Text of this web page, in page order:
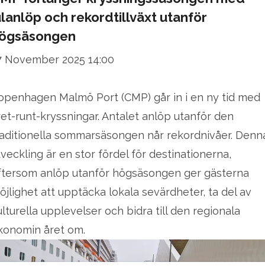
och rekordtillväxt utanför
November 2025 14:00
Malmö Port (CMP) går in i en ny tid med
runt-kryssningar. Antalet anlöp utanför den
sommarsäsongen når rekordnivåer.
är en stor fördel för destinationerna,
anlöp utanför högsäsongen ger gästerna
att upptäcka lokala sevärdheter, ta del av
upplevelser och bidra till den regionala
året om.